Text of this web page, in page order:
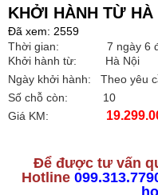
KHỞI HÀNH TỪ
Đã xem: 2559
Thời gian: 7 ngày 6
Khởi hành từ: Hà Nội
Ngày khởi hành: Theo yêu
Số chỗ còn: 10
Giá KM:
Để được tư vấn
Hotline